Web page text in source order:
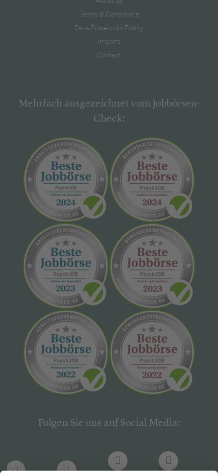
Terms & Conditions
Data Protection Policy
Imprint
Contact
Mehrfach ausgezeichnet vom Jobbörsen-
Check:
Folgen Sie uns auf Social Media: